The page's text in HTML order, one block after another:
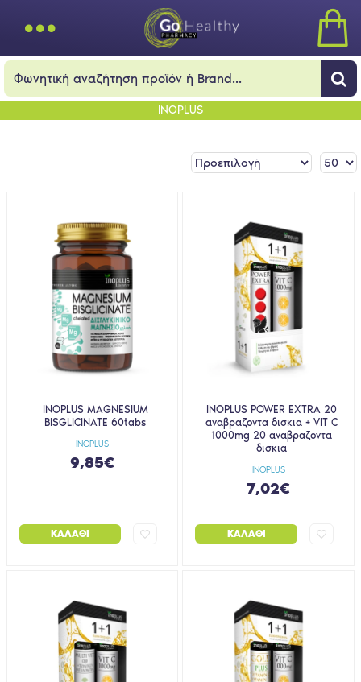
INOPLUS
INOPLUS
INOPLUS MAGNESIUM
BISGLICINATE 60tabs
9,85€
ΚΑΛΆΘΙ
INOPLUS
INOPLUS POWER EXTRA 20
αναβραζοντα δισκια + VIT C
1000mg 20 αναβραζοντα
δισκια
7,02€
ΚΑΛΆΘΙ